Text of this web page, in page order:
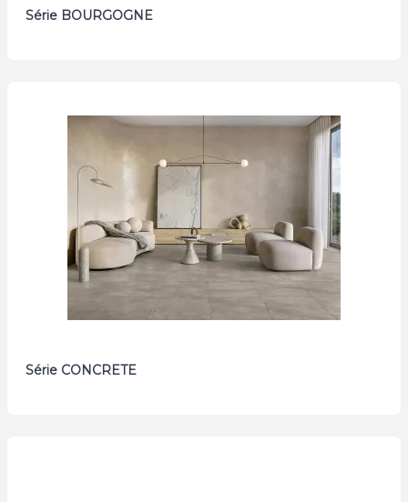
Série BOURGOGNE
Série CONCRETE